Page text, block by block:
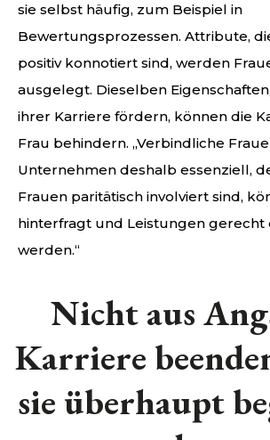
sie selbst häufig, zum Beispiel in
Bewertungsprozessen. Attribute,
positiv konnotiert sind, werden
ausgelegt. Dieselben
ihrer Karriere fördern, können die
Frau behindern. „Verbindliche
Unternehmen deshalb essenziell,
Frauen paritätisch involviert sind,
hinterfragt und Leistungen gerecht
werden.“
Nicht aus
Karriere
sie überhaupt